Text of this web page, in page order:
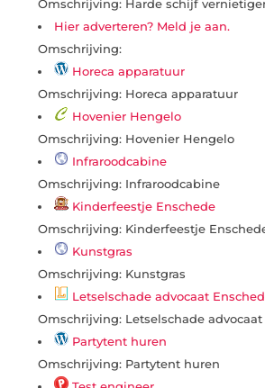
Omschrijving: Harde schijf
Hier adverteren? Meld je aan.
Omschrijving:
Horeca apparatuur
Omschrijving: Horeca apparatuur
Hovenier Hengelo
Omschrijving: Hovenier Hengelo
Infraroodcabine
Omschrijving: Infraroodcabine
Kinderfeestje Enschede
Omschrijving: Kinderfeestje
Kunstgras
Omschrijving: Kunstgras
Letselschade advocaat
Omschrijving: Letselschade
Partytent huren
Omschrijving: Partytent huren